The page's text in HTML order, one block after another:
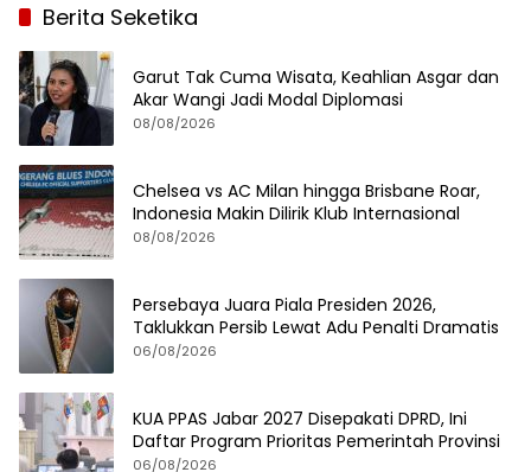
Berita Seketika
Garut Tak Cuma Wisata, Keahlian Asgar dan
Akar Wangi Jadi Modal Diplomasi
08/08/2026
Chelsea vs AC Milan hingga Brisbane Roar,
Indonesia Makin Dilirik Klub Internasional
08/08/2026
Persebaya Juara Piala Presiden 2026,
Taklukkan Persib Lewat Adu Penalti Dramatis
06/08/2026
KUA PPAS Jabar 2027 Disepakati DPRD, Ini
Daftar Program Prioritas Pemerintah Provinsi
06/08/2026